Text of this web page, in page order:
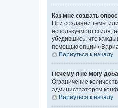
Как мне создать
При создании темы
используемого стиля;
убедившись, что
помощью опции
Вернуться к началу
Почему я не могу
Ограничение
администратором
Вернуться к началу